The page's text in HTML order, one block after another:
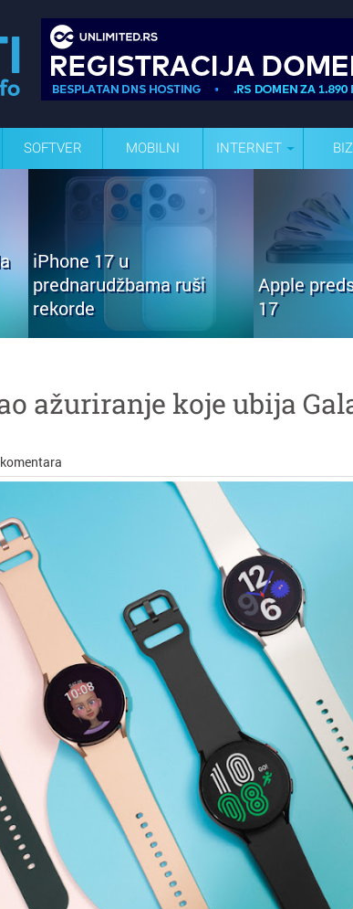
SOFTVER MOBILNI INTERNET
iPhone 17 u
prednarudžbama ruši
rekorde
Apple
17
ažuriranje koje ubija